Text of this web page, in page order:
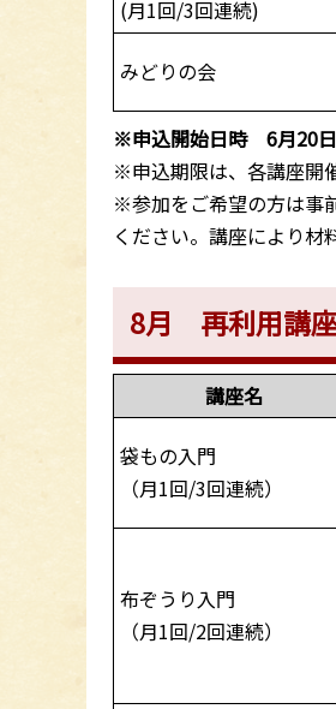
(月1回/3回連続)
みどりの会
※申込開始日時 6月20
※申込期限は、各講座開
※参加をご希望の方は事
ください。講座により材
8月 再利用講
講座名
袋もの入門
（月1回/3回連続）
布ぞうり入門
（月1回/2回連続）